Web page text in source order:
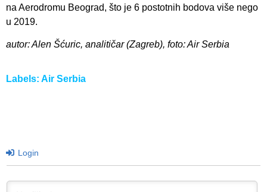
na Aerodromu Beograd, što je 6 postotnih bodova više nego
u 2019.
autor: Alen Šćuric, analitičar (Zagreb), foto: Air Serbia
Labels: Air Serbia
Login